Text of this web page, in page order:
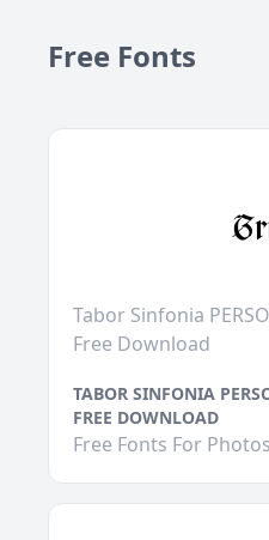
Free Fonts
Tabor Sinfonia
Free Download
TABOR SINFONIA
FREE DOWNLOAD
Free Fonts For